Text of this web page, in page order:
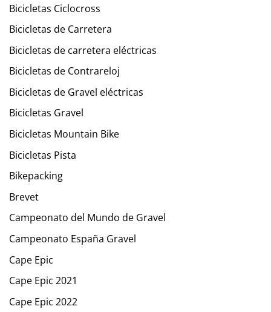
Bicicletas Ciclocross
Bicicletas de Carretera
Bicicletas de carretera eléctricas
Bicicletas de Contrareloj
Bicicletas de Gravel eléctricas
Bicicletas Gravel
Bicicletas Mountain Bike
Bicicletas Pista
Bikepacking
Brevet
Campeonato del Mundo de Gravel
Campeonato España Gravel
Cape Epic
Cape Epic 2021
Cape Epic 2022